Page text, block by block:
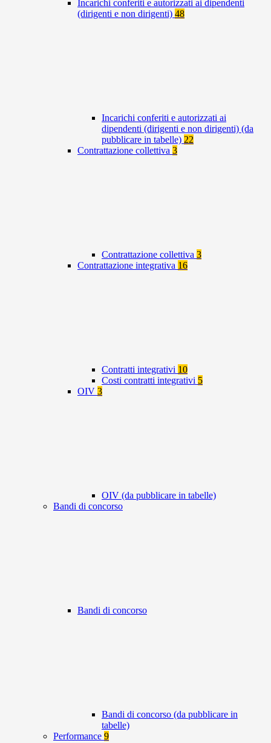
Incarichi conferiti e autorizzati ai dipendenti
(dirigenti e non dirigenti) 48
Incarichi conferiti e autorizzati ai
dipendenti (dirigenti e non dirigenti) (da
pubblicare in tabelle) 22
Contrattazione collettiva 3
Contrattazione collettiva 3
Contrattazione integrativa 16
Contratti integrativi 10
Costi contratti integrativi 5
OIV 3
OIV (da pubblicare in tabelle)
Bandi di concorso
Bandi di concorso
Bandi di concorso (da pubblicare in
tabelle)
Performance 9